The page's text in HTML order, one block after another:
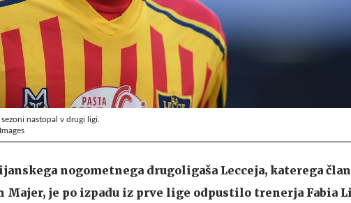
nastopal v drugi ligi.
nogometnega drugoligaša Lecceja, katerega
Majer, je po izpadu iz prve lige odpustilo trenerja Fabia